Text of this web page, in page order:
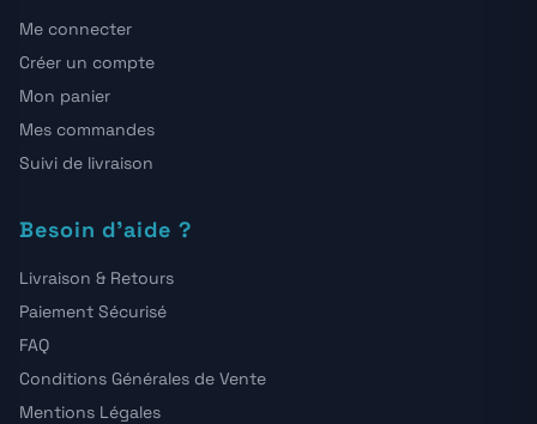
Me connecter
Créer un compte
Mon panier
Mes commandes
Suivi de livraison
Besoin d'aide ?
Livraison & Retours
Paiement Sécurisé
FAQ
Conditions Générales de Vente
Mentions Légales